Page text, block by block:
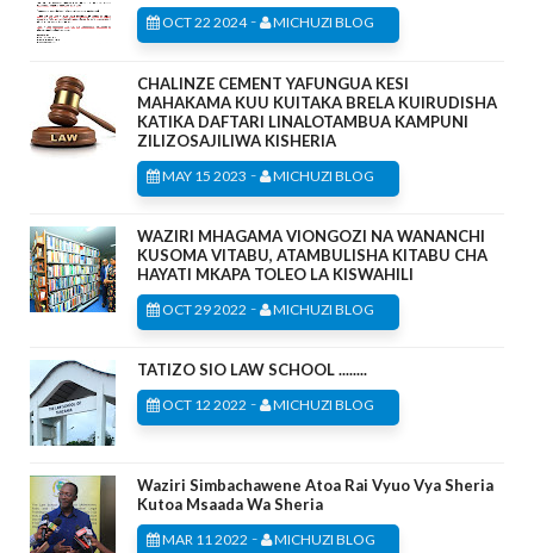
OCT 22 2024- MICHUZI BLOG
CHALINZE CEMENT YAFUNGUA KESI
MAHAKAMA KUU KUITAKA BRELA KUIRUDISHA
KATIKA DAFTARI LINALOTAMBUA KAMPUNI
ZILIZOSAJILIWA KISHERIA
MAY 15 2023 - MICHUZI BLOG
WAZIRI MHAGAMA VIONGOZI NA WANANCHI
KUSOMA VITABU, ATAMBULISHA KITABU CHA
HAYATI MKAPA TOLEO LA KISWAHILI
OCT 29 2022 - MICHUZI BLOG
TATIZO SIO LAW SCHOOL ........
OCT 12 2022 - MICHUZI BLOG
Waziri Simbachawene Atoa Rai Vyuo Vya Sheria
Kutoa Msaada Wa Sheria
MAR 11 2022 - MICHUZI BLOG